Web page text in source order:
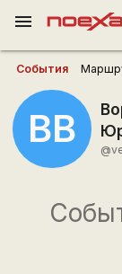
menu
События
ВВ